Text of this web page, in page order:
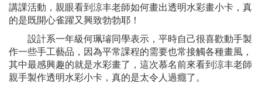
講課活動，親眼看到涼丰老師如何畫出透明水彩畫小卡，真
的是既開心雀躍又興致勃勃耶！
設計系一年級何珮璿同學表示，平時自己很喜歡動手製
作一些手工藝品，因為平常課程的需要也常接觸各種畫風，
其中最感興趣的就是水彩畫了，這次慕名前來看到涼丰老師
親手製作透明水彩小卡，真的是太令人過癮了。